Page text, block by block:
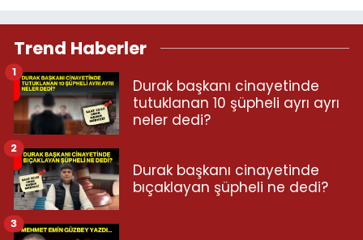
Trend Haberler
Durak başkanı cinayetinde
tutuklanan 10 şüpheli ayrı ayrı
neler dedi?
1
Durak başkanı cinayetinde
bıçaklayan şüpheli ne dedi?
2
3